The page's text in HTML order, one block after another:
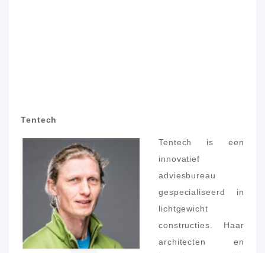
Tentech
Tentech is een
innovatief
adviesbureau
gespecialiseerd in
lichtgewicht
constructies. Haar
architecten en